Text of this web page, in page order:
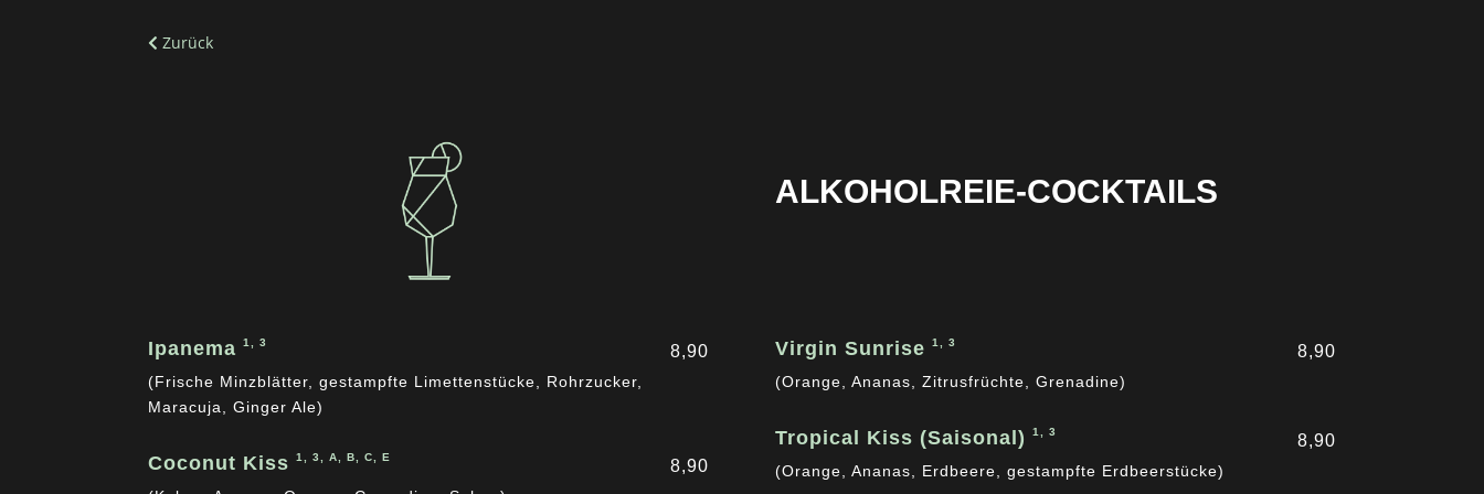
Zurück
ALKOHOLREIE-COCKTAILS
Ipanema1, 3
(Frische Minzblätter, gestampfte Limettenstücke, Rohrzucker,
Maracuja, Ginger Ale)
8,90
Coconut Kiss1, 3, A, B, C, E 8,90
Virgin Sunrise 1, 3
(Orange, Ananas, Zitrusfrüchte, Grenadine)
8,90
Tropical Kiss (Saisonal) 1, 3
(Orange, Ananas, Erdbeere, gestampfte Erdbeerstücke)
8,90